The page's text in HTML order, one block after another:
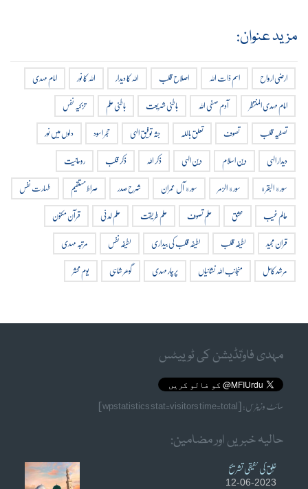
مزید عنوان:
ارضی ارواح اسم ذات اللہ اصلاح قلب اللہ کا دیدار اللہ کا نور
امام مہدی
امام مہدی المنتظر
آدم صفی اللہ باطنی شریعت باطنی علم
تزکیہ نفس
تصفیہ قلب
تصوف تعلق باللہ جثہ توفیق الہی حجر اسود
دلوں میں نور
دیدار الہی
دین اسلام دین الہی ذکر اللہ ذکر قلب
روحانیت
سورة البقرة
سورة الزمر سورة آل عمران شرح صدر صراط مستقیم
طہارت نفس
عالم غیب
عشق علم تصوف علم طریقت علم لدنی
قرآن مکنون
قران مجید
لطیفہ قلب لطیفہ قلب کی بیداری لطیفہ نفس
مرتبہ مہدی
مرشد کامل
منجانب اللہ نشانیاں پرچار مہدی گوھر شاہی یوم محشر
مہدی فاوٗنڈیشن کی ٹوییٹس
سائٹ وزیٹرس: [wpstatistics stat=visitors time=total]
حالیہ خبریں اور مضامین:
خُلق کی حقیقی تشریح
12-06-2023